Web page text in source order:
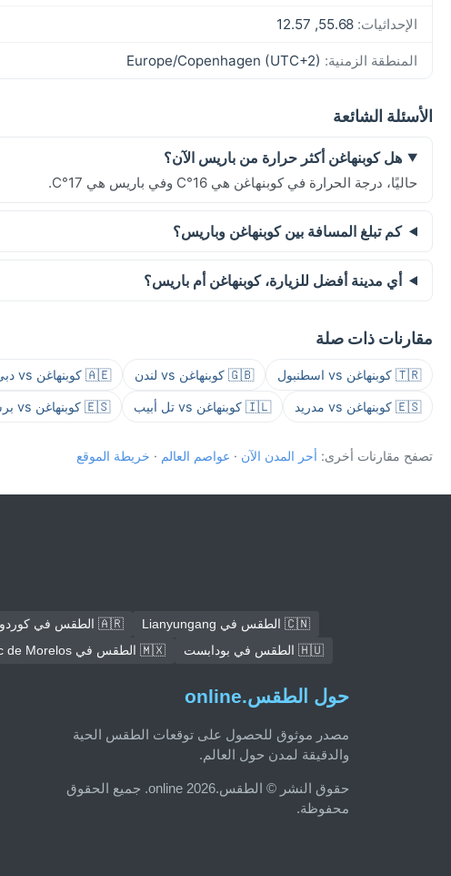
الإحداثيات:
المنطقة الزمنية:
الأسئلة الشائعة
هل كوبنهاغن أكثر حرارة من باريس الآن؟
حاليًا، درجة الحرارة في كوبنهاغن هي 16°C وفي باريس هي 17°C.
كم تبلغ المسافة بين كوبنهاغن وباريس؟
أي مدينة أفضل للزيارة، كوبنهاغن أم باريس؟
مقارنات ذات صلة
🇹🇷 كوبنهاغن vs اسطنبول 🇬🇧 كوبنهاغن vs لندن 🇦🇪 كوبنهاغن vs دبي
🇪🇸 كوبنهاغن vs مدريد 🇮🇱 كوبنهاغن vs تل أبيب 🇪🇸 كوبنهاغن vs برشلونة
تصفح مقارنات أخرى: أحر المدن الآن · عواصم العالم · خريطة الموقع
🇨🇳 الطقس في Lianyungang 🇦🇷 الطقس في كوردوبا
🇭🇺 الطقس في بودابست
🇲🇽 الطقس في Ecatepec de Morelos
حول الطقس.online
مصدر موثوق للحصول على توقعات الطقس الحية
والدقيقة لمدن حول العالم.
حقوق النشر © الطقس.online 2026. جميع الحقوق
محفوظة.